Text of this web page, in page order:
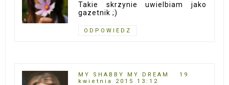
Takie skrzynie uwielbiam jako
gazetnik ;)
ODPOWIEDZ
MY SHABBY MY DREAM
19
kwietnia 2015 13:12